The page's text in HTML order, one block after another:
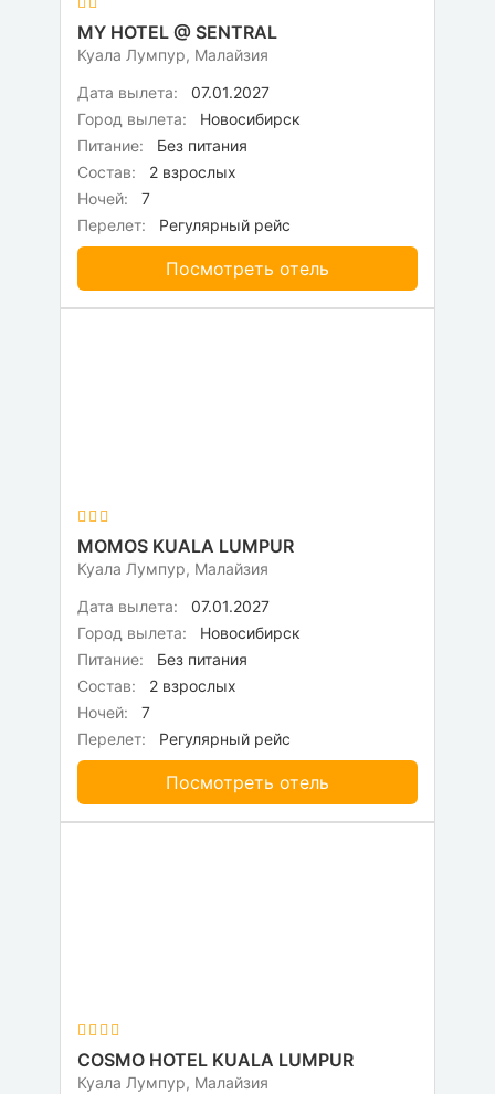
MY HOTEL @ SENTRAL
Куала Лумпур, Малайзия
Дата вылета:
07.01.2027
Город вылета:
Новосибирск
Питание:
Без питания
Состав:
2 взрослых
Ночей:
7
Перелет:
Регулярный рейс
Посмотреть отель
MOMOS KUALA LUMPUR
Куала Лумпур, Малайзия
Дата вылета:
07.01.2027
Город вылета:
Новосибирск
Питание:
Без питания
Состав:
2 взрослых
Ночей:
7
Перелет:
Регулярный рейс
Посмотреть отель
COSMO HOTEL KUALA LUMPUR
Куала Лумпур, Малайзия